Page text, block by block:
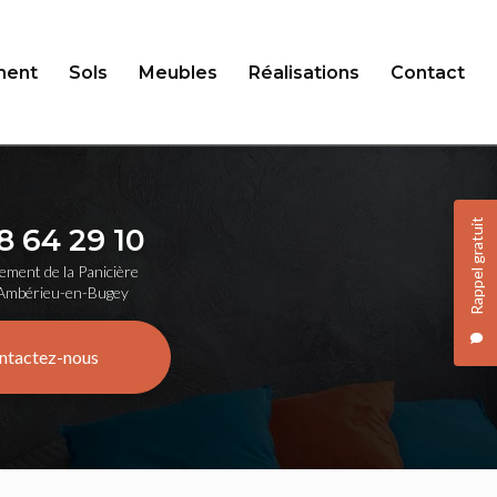
Rappel gratuit
Sols Meubles Réalisations Contact
64 29 10
de la Panicière
en-Bugey
nous